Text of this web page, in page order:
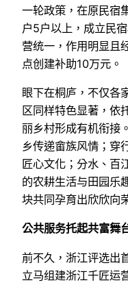
一轮政策，在原民宿
户5户以上，成立民
营统一，作用明显且
点创建补助10万元。
眼下在桐庐，不仅各
区同样特色显著，依
丽乡村形成有机衔接
乡传递畲族风情；穿
匠心文化；分水、百
的农耕生活与田园乐
块共同孕育出欣欣向
公共服务托起共富舞
前不久，浙江评选出
立马组建浙江千匠运